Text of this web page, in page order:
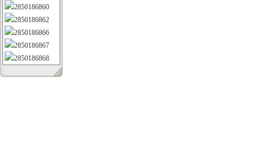
2850186860
2850186862
2850186866
2850186867
2850186868